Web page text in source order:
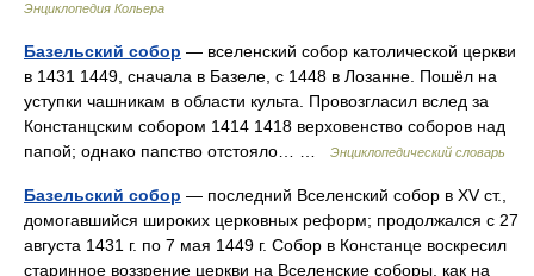
Энциклопедия Кольера
Базельский собор — вселенский собор католической церкви
в 1431 1449, сначала в Базеле, с 1448 в Лозанне. Пошёл на
уступки чашникам в области культа. Провозгласил вслед за
Констанцским собором 1414 1418 верховенство соборов над
папой; однако папство отстояло… …
Энциклопедический словарь
Базельский собор — последний Вселенский собор в XV ст.,
домогавшийся широких церковных реформ; продолжался с 27
августа 1431 г. по 7 мая 1449 г. Собор в Констанце воскресил
старинное воззрение церкви на Вселенские соборы, как на